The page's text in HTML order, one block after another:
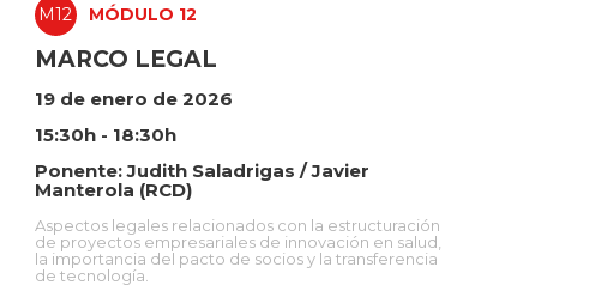
M12 MÓDULO 12
MARCO LEGAL
19 de enero de 2026
15:30h - 18:30h
Ponente: Judith Saladrigas / Javier
Manterola (RCD)
Aspectos legales relacionados con la estructuración
de proyectos empresariales de innovación en salud,
la importancia del pacto de socios y la transferencia
de tecnología.